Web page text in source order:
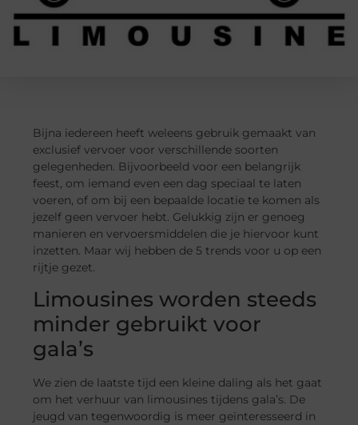
Bijna iedereen heeft weleens gebruik gemaakt van
exclusief vervoer voor verschillende soorten
gelegenheden. Bijvoorbeeld voor een belangrijk
feest, om iemand even een dag speciaal te laten
voeren, of om bij een bepaalde locatie te komen als
jezelf geen vervoer hebt. Gelukkig zijn er genoeg
manieren en vervoersmiddelen die je hiervoor kunt
inzetten. Maar wij hebben de 5 trends voor u op een
rijtje gezet.
Limousines worden steeds
minder gebruikt voor
gala’s
We zien de laatste tijd een kleine daling als het gaat
om het verhuur van limousines tijdens gala’s. De
jeugd van tegenwoordig is meer geïnteresseerd in